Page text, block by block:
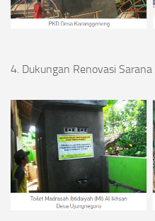
4. Dukungan Renovasi